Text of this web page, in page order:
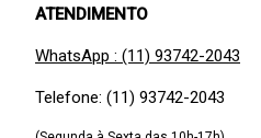
ATENDIMENTO
WhatsApp : (11) 93742-2043
Telefone: (11) 93742-2043